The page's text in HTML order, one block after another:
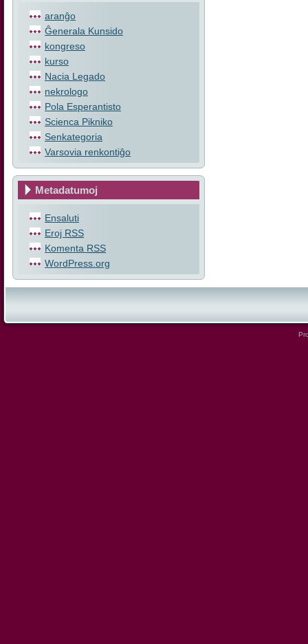
aranĝo
Ĝenerala Kunsido
kongreso
kurso
Nacia Legado
nekrologo
Pola Esperantisto
Scienca Pikniko
Senkategoria
Varsovia renkontiĝo
Metadatumoj
Ensaluti
Eroj RSS
Komenta RSS
WordPress.org